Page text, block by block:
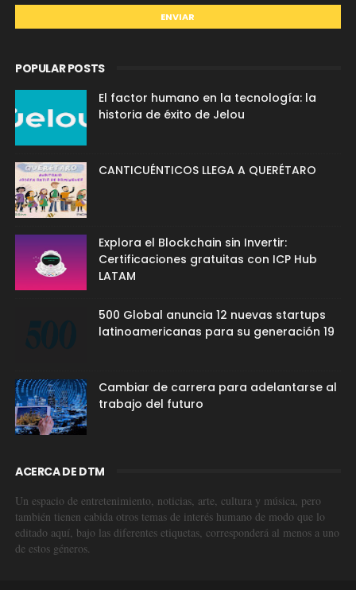
POPULAR POSTS
El factor humano en la tecnología: la
historia de éxito de Jelou
CANTICUÉNTICOS LLEGA A QUERÉTARO
Explora el Blockchain sin Invertir:
Certificaciones gratuitas con ICP Hub
LATAM
500 Global anuncia 12 nuevas startups
latinoamericanas para su generación 19
Cambiar de carrera para adelantarse al
trabajo del futuro
ACERCA DE DTM
Un espacio de entretenimiento, noticias, arte, cultura y música, pero
también tienen cabida otros temas de interés humano de modo que lo
editado aquí, bajo las diferentes etiquetas, corresponderá al menos a uno
de estos géneros.